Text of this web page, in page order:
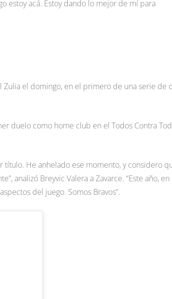
estoy acá. Estoy dando lo mejor de mí para
Zulia el domingo, en el primero de una serie de
duelo como home club en el Todos Contra
He anhelado ese momento, y considero
analizó Breyvic Valera a Zavarce. “Este año, en
del juego. Somos Bravos”.